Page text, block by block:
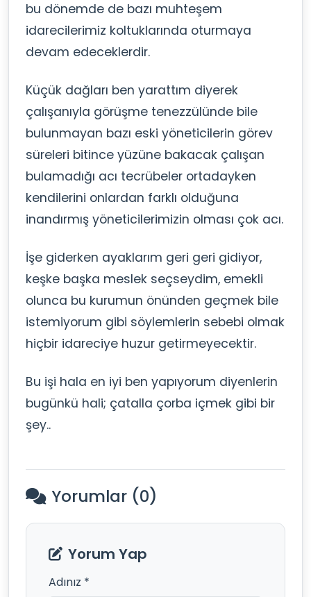
bu dönemde de bazı muhteşem
idarecilerimiz koltuklarında oturmaya
devam edeceklerdir.
Küçük dağları ben yarattım diyerek
çalışanıyla görüşme tenezzülünde bile
bulunmayan bazı eski yöneticilerin görev
süreleri bitince yüzüne bakacak çalışan
bulamadığı acı tecrübeler ortadayken
kendilerini onlardan farklı olduğuna
inandırmış yöneticilerimizin olması çok acı.
İşe giderken ayaklarım geri geri gidiyor,
keşke başka meslek seçseydim, emekli
olunca bu kurumun önünden geçmek bile
istemiyorum gibi söylemlerin sebebi olmak
hiçbir idareciye huzur getirmeyecektir.
Bu işi hala en iyi ben yapıyorum diyenlerin
bugünkü hali; çatalla çorba içmek gibi bir
şey..
Yorumlar (0)
Yorum Yap
Adınız *